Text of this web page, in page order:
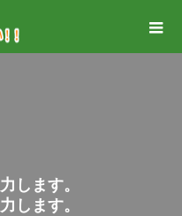
力 し ます。
力 し ます。